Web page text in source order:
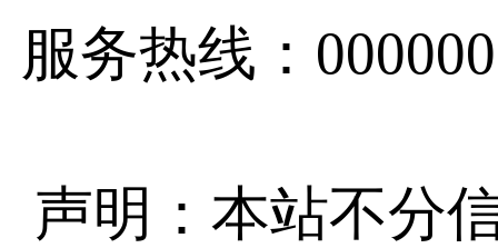
服务热线：
声明：本站不分